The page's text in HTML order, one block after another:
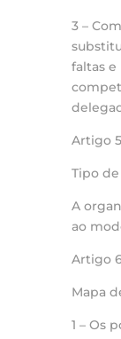
3 –
faltas
Artigo
Tipo
A
ao
Artigo
Mapa
1 – Os